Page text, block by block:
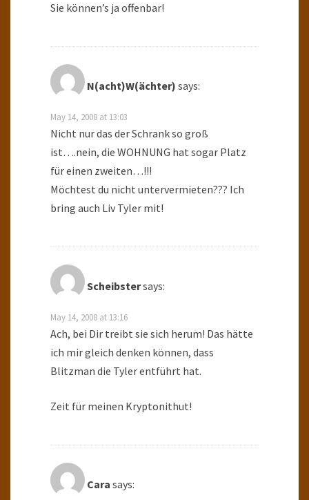
Sie können’s ja offenbar!
N(acht)W(ächter) says:
May 14, 2008 at 13:03
Nicht nur das der Schrank so groß
ist….nein, die WOHNUNG hat sogar Platz
für einen zweiten…!!!
Möchtest du nicht untervermieten??? Ich
bring auch Liv Tyler mit!
Scheibstersays:
May 14, 2008 at 13:16
Ach, bei Dir treibt sie sich herum! Das hätte
ich mir gleich denken können, dass
Blitzman die Tyler entführt hat.
Zeit für meinen Kryptonithut!
Cara says: